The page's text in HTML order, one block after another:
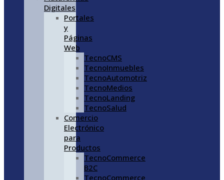
Digitales
Portales
y
Páginas
Web
TecnoCMS
TecnoInmuebles
TecnoAutomotriz
TecnoMedios
TecnoLanding
TecnoSalud
Comercio
Electrónico
para
Productos
TecnoCommerce
B2C
TecnoCommerce